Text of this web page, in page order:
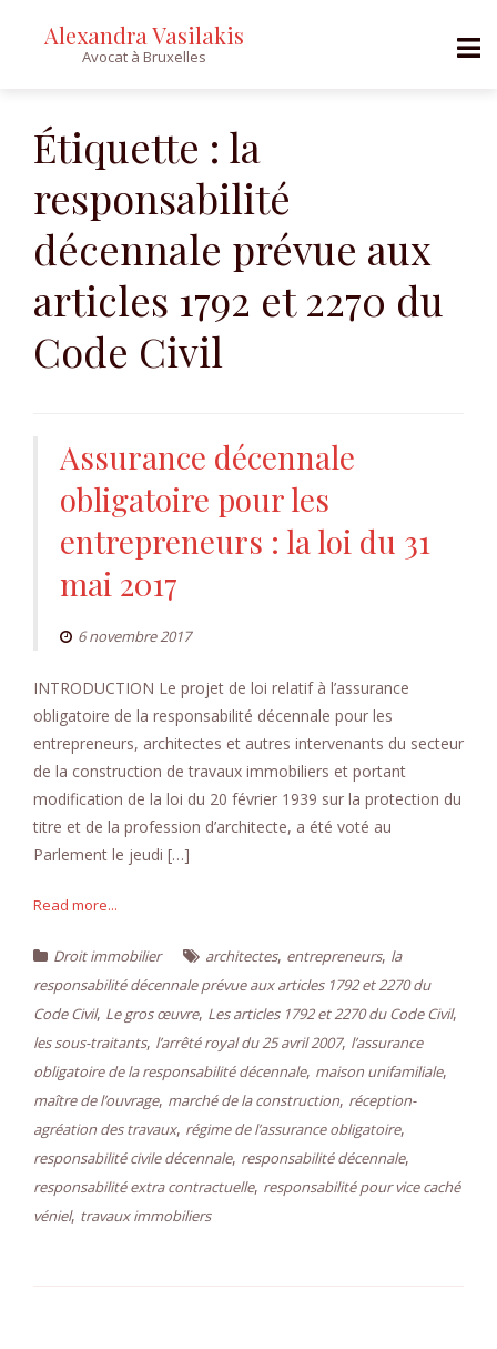
content
Alexandra Vasilakis
Avocat à Bruxelles
Étiquette : la
responsabilité
décennale prévue aux
articles 1792 et 2270 du
Code Civil
Assurance décennale
obligatoire pour les
entrepreneurs : la loi du 31
mai 2017
6 novembre 2017
INTRODUCTION Le projet de loi relatif à l’assurance
obligatoire de la responsabilité décennale pour les
entrepreneurs, architectes et autres intervenants du secteur
de la construction de travaux immobiliers et portant
modification de la loi du 20 février 1939 sur la protection du
titre et de la profession d’architecte, a été voté au
Parlement le jeudi […]
Read more...
Droit immobilier architectes, entrepreneurs, la
responsabilité décennale prévue aux articles 1792 et 2270 du
Code Civil, Le gros œuvre, Les articles 1792 et 2270 du Code Civil,
les sous-traitants, l’arrêté royal du 25 avril 2007, l’assurance
obligatoire de la responsabilité décennale, maison unifamiliale,
maître de l’ouvrage, marché de la construction, réception-
agréation des travaux, régime de l’assurance obligatoire,
responsabilité civile décennale, responsabilité décennale,
responsabilité extra contractuelle, responsabilité pour vice caché
véniel, travaux immobiliers